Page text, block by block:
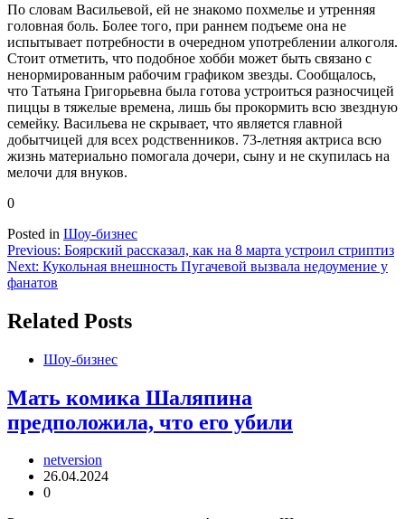
По словам Васильевой, ей не знакомо похмелье и утренняя
головная боль. Более того, при раннем подъеме она не
испытывает потребности в очередном употреблении алкоголя.
Стоит отметить, что подобное хобби может быть связано с
ненормированным рабочим графиком звезды. Сообщалось,
что Татьяна Григорьевна была готова устроиться разносчицей
пиццы в тяжелые времена, лишь бы прокормить всю звездную
семейку. Васильева не скрывает, что является главной
добытчицей для всех родственников. 73-летняя актриса всю
жизнь материально помогала дочери, сыну и не скупилась на
мелочи для внуков.
0
Posted in Шоу-бизнес
Навигация
по
Previous: Боярский рассказал, как на 8 марта устроил стриптиз
Next: Кукольная внешность Пугачевой вызвала недоумение у
фанатов
Related Posts
Шоу-бизнес
Мать комика Шаляпина
предположила, что его убили
netversion
26.04.2024
0